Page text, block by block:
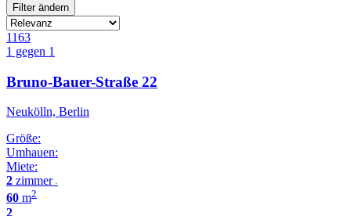
Filter ändern
1163
1 gegen 1
Bruno-Bauer-Straße 22
Neukölln, Berlin
Größe:
Umhauen:
Miete:
2 zimmer •
60 m2
2